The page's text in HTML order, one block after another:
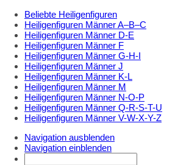
Beliebte Heiligenfiguren
Heiligenfiguren Männer A–B–C
Heiligenfiguren Männer D-E
Heiligenfiguren Männer F
Heiligenfiguren Männer G-H-I
Heiligenfiguren Männer J
Heiligenfiguren Männer K-L
Heiligenfiguren Männer M
Heiligenfiguren Männer N-O-P
Heiligenfiguren Männer Q-R-S-T-U
Heiligenfiguren Männer V-W-X-Y-Z
Navigation ausblenden
Navigation einblenden